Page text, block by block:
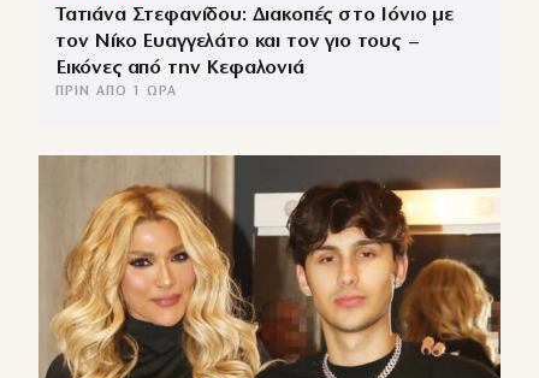
Τατιάνα Στεφανίδου: Διακοπές στο Ιόνιο με
τον Νίκο Ευαγγελάτο και τον γιο τους –
Εικόνες από την Κεφαλονιά
ΠΡΙΝ ΑΠΌ 1 ΏΡΑ